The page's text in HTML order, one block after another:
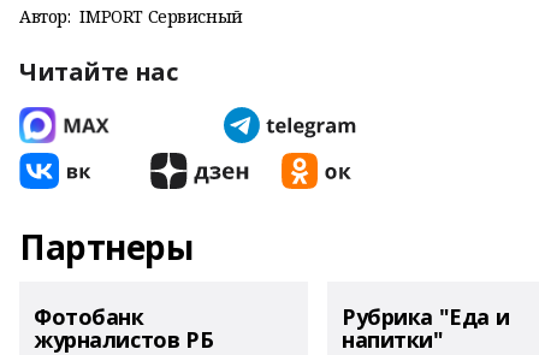
Автор: IMPORT Сервисный
Читайте нас
Партнеры
Фотобанк
журналистов РБ
Рубрика "Еда и
напитки"